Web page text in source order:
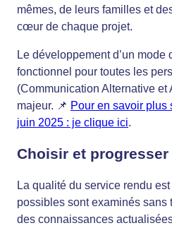
mêmes, de leurs familles et
cœur de chaque projet.
Le développement d’un mode
fonctionnel pour toutes les
(Communication Alternative et
majeur. 📌 Pour en savoir plus
juin 2025 : je clique ici.
Choisir et progresser
La qualité du service rendu
possibles sont examinés sans
des connaissances